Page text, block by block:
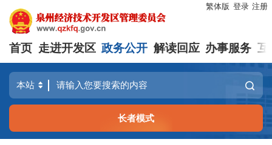
繁体版 登录 注册
首页 走进开发区 政务公开 解读回应 办事服务 互
长者模式